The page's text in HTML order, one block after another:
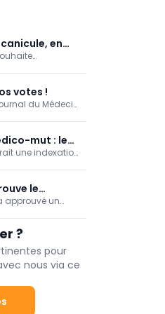
en
[Enquête]
votes !
du Médecin
(TFE) de six
par
mut : le
d’index
une indexation
telle mesure
médecins.
le
approuvé un
?
pour
nous via ce